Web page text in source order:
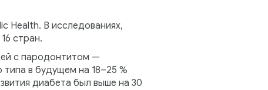
Health. В исследованиях,
стран.
с пародонтитом —
в будущем на 18–25 %
диабета был выше на 30